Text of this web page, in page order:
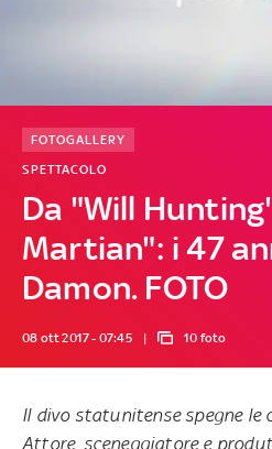
Da "Will
Martian": i 47
Damon. FOTO
SPETTACOLO
FOTOGALLERY
08 ott 2017 - 07:45 10 foto
Il divo statunitense spegne le
Attore, sceneggiatore e